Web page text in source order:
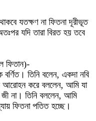
যতক্ষণ না ফিতনা দূরীভূত
যদি তারা বিরত হয় তবে
ফিতান)-
তিনি বলেন, একদা নবি
আরোহন করে বললেন, আমি যা
জী না। তিনি বললেন, আমি
ফিতনা পতিত হচ্ছে।